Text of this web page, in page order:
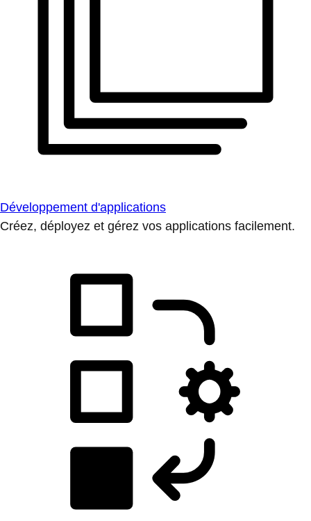
Développement d'applications
Créez, déployez et gérez vos applications facilement.